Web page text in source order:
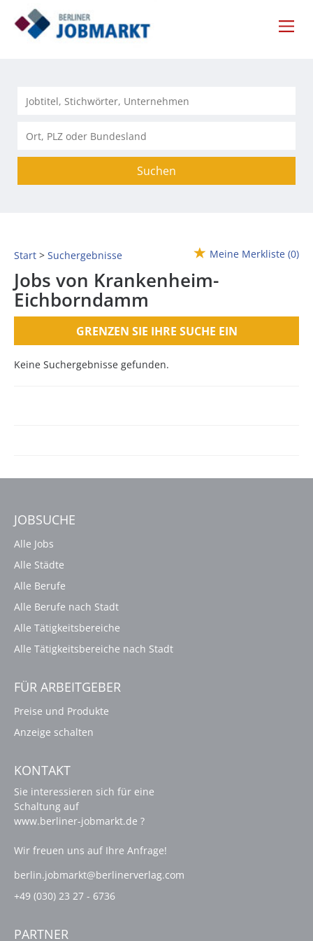
Suchen
Start Suchergebnisse Meine Merkliste (0)
Jobs von Krankenheim-
Eichborndamm
GRENZEN SIE IHRE SUCHE EIN
Keine Suchergebnisse gefunden.
JOBSUCHE
Alle Jobs
Alle Städte
Alle Berufe
Alle Berufe nach Stadt
Alle Tätigkeitsbereiche
Alle Tätigkeitsbereiche nach Stadt
FÜR ARBEITGEBER
Preise und Produkte
Anzeige schalten
KONTAKT
Sie interessieren sich für eine
Schaltung auf
www.berliner-jobmarkt.de ?
Wir freuen uns auf Ihre Anfrage!
berlin.jobmarkt@berlinerverlag.com
+49 (030) 23 27 - 6736
PARTNER